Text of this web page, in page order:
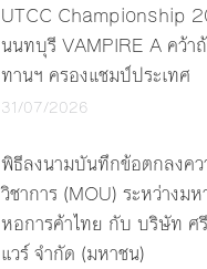
UTCC Championship
นนทบุรี VAMPIRE A คว้า
ทานฯ ครองแชมป์ประเทศ
31/07/2026
พิธีลงนามบันทึกข้อตกลงคว
วิชาการ (MOU) ระหว่างม
หอการค้าไทย กับ บริษัท ศ
แวร์ จำกัด (มหาชน)